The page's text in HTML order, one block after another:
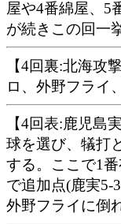
屋や4番綿屋、5
が続きこの回一
【4回裏:北海攻
ロ、外野フライ
【4回表:鹿児島
球を選び、犠打
する。ここで1
で追加点(鹿実5-
外野フライに倒